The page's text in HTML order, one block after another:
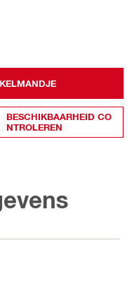
BESCHIKBAARHEID CO
NTROLEREN